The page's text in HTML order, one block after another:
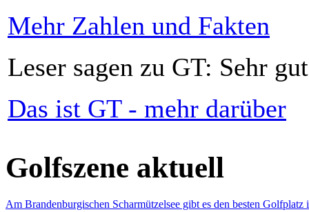
Mehr Zahlen und Fakten
Leser sagen zu GT: Sehr
Das ist GT - mehr darüber
Golfszene aktuell
Am Brandenburgischen Scharmützelsee gibt es den besten